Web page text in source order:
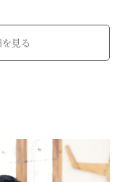
を見る